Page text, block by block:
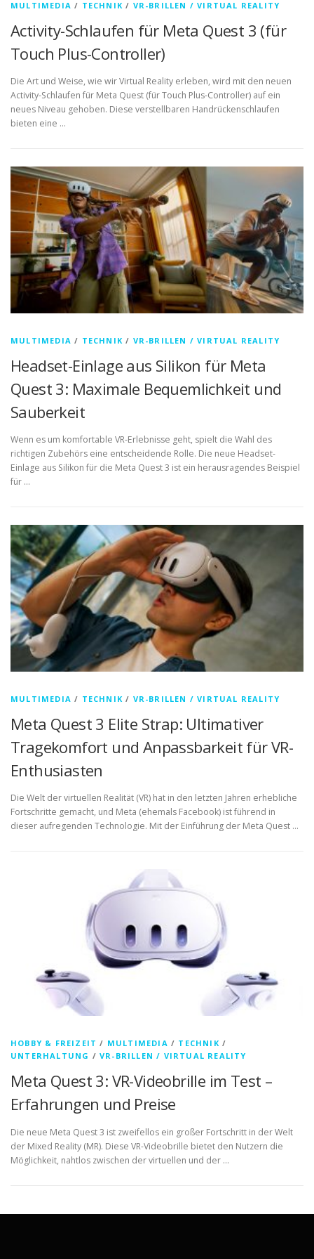
MULTIMEDIA / TECHNIK / VR-BRILLEN / VIRTUAL REALITY
Activity-Schlaufen für Meta Quest 3 (für
Touch Plus-Controller)
Die Art und Weise, wie wir Virtual Reality erleben, wird mit den neuen
Activity-Schlaufen für Meta Quest (für Touch Plus-Controller) auf ein
neues Niveau gehoben. Diese verstellbaren Handrückenschlaufen
bieten eine …
MULTIMEDIA / TECHNIK / VR-BRILLEN / VIRTUAL REALITY
Headset-Einlage aus Silikon für Meta
Quest 3: Maximale Bequemlichkeit und
Sauberkeit
Wenn es um komfortable VR-Erlebnisse geht, spielt die Wahl des
richtigen Zubehörs eine entscheidende Rolle. Die neue Headset-
Einlage aus Silikon für die Meta Quest 3 ist ein herausragendes Beispiel
für …
MULTIMEDIA / TECHNIK / VR-BRILLEN / VIRTUAL REALITY
Meta Quest 3 Elite Strap: Ultimativer
Tragekomfort und Anpassbarkeit für VR-
Enthusiasten
Die Welt der virtuellen Realität (VR) hat in den letzten Jahren erhebliche
Fortschritte gemacht, und Meta (ehemals Facebook) ist führend in
dieser aufregenden Technologie. Mit der Einführung der Meta Quest …
HOBBY & FREIZEIT / MULTIMEDIA / TECHNIK /
UNTERHALTUNG /VR-BRILLEN / VIRTUAL REALITY
Meta Quest 3: VR-Videobrille im Test –
Erfahrungen und Preise
Die neue Meta Quest 3 ist zweifellos ein großer Fortschritt in der Welt
der Mixed Reality (MR). Diese VR-Videobrille bietet den Nutzern die
Möglichkeit, nahtlos zwischen der virtuellen und der …